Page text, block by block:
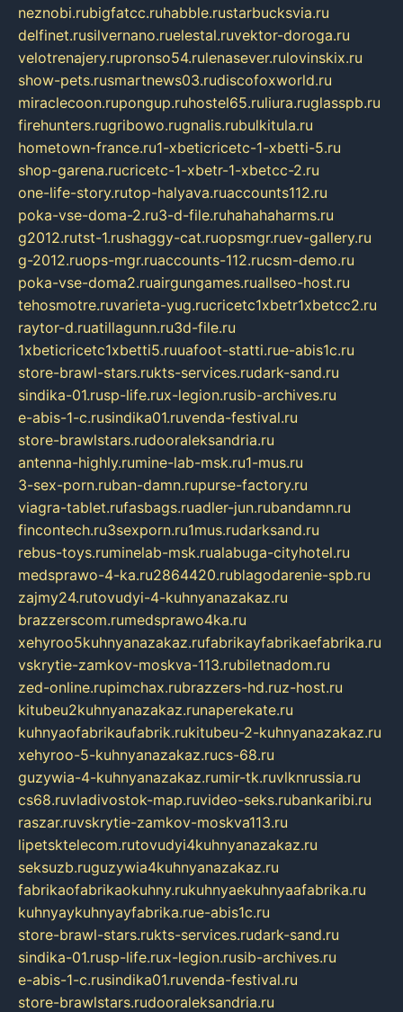
neznobi.rubigfatcc.ruhabble.rustarbucksvia.ru
delfinet.rusilvernano.ruelestal.ruvektor-doroga.ru
velotrenajery.rupronso54.rulenasever.rulovinskix.ru
show-pets.rusmartnews03.rudiscofoxworld.ru
miraclecoon.rupongup.ruhostel65.ruliura.ruglasspb.ru
firehunters.rugribowo.rugnalis.rubulkitula.ru
hometown-france.ru1-xbeticricetc-1-xbetti-5.ru
shop-garena.rucricetc-1-xbetr-1-xbetcc-2.ru
one-life-story.rutop-halyava.ruaccounts112.ru
poka-vse-doma-2.ru3-d-file.ruhahahaharms.ru
g2012.rutst-1.rushaggy-cat.ruopsmgr.ruev-gallery.ru
g-2012.ruops-mgr.ruaccounts-112.rucsm-demo.ru
poka-vse-doma2.ruairgungames.ruallseo-host.ru
tehosmotre.ruvarieta-yug.rucricetc1xbetr1xbetcc2.ru
raytor-d.ruatillagunn.ru3d-file.ru
1xbeticricetc1xbetti5.ruuafoot-statti.rue-abis1c.ru
store-brawl-stars.rukts-services.rudark-sand.ru
sindika-01.rusp-life.rux-legion.rusib-archives.ru
e-abis-1-c.rusindika01.ruvenda-festival.ru
store-brawlstars.rudooraleksandria.ru
antenna-highly.rumine-lab-msk.ru1-mus.ru
3-sex-porn.ruban-damn.rupurse-factory.ru
viagra-tablet.rufasbags.ruadler-jun.rubandamn.ru
fincontech.ru3sexporn.ru1mus.rudarksand.ru
rebus-toys.ruminelab-msk.rualabuga-cityhotel.ru
medsprawo-4-ka.ru2864420.rublagodarenie-spb.ru
zajmy24.rutovudyi-4-kuhnyanazakaz.ru
brazzerscom.rumedsprawo4ka.ru
xehyroo5kuhnyanazakaz.rufabrikayfabrikaefabrika.ru
vskrytie-zamkov-moskva-113.rubiletnadom.ru
zed-online.rupimchax.rubrazzers-hd.ruz-host.ru
kitubeu2kuhnyanazakaz.runaperekate.ru
kuhnyaofabrikaufabrik.rukitubeu-2-kuhnyanazakaz.ru
xehyroo-5-kuhnyanazakaz.rucs-68.ru
guzywia-4-kuhnyanazakaz.rumir-tk.ruvlknrussia.ru
cs68.ruvladivostok-map.ruvideo-seks.rubankaribi.ru
raszar.ruvskrytie-zamkov-moskva113.ru
lipetsktelecom.rutovudyi4kuhnyanazakaz.ru
seksuzb.ruguzywia4kuhnyanazakaz.ru
fabrikaofabrikaokuhny.rukuhnyaekuhnyaafabrika.ru
kuhnyaykuhnyayfabrika.rue-abis1c.ru
store-brawl-stars.rukts-services.rudark-sand.ru
sindika-01.rusp-life.rux-legion.rusib-archives.ru
e-abis-1-c.rusindika01.ruvenda-festival.ru
store-brawlstars.rudooraleksandria.ru